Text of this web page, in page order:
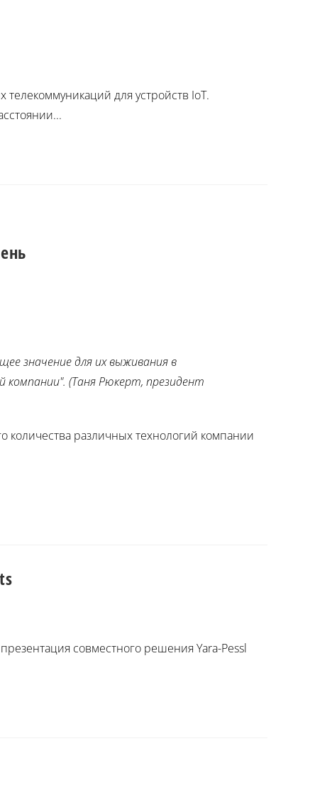
для устройств IoT.
значение для их выживания в
(Таня Рюкерт, президент
количества различных технологий компании
совместного решения Yara-Pessl